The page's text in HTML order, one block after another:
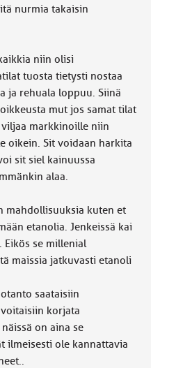
nurmia takaisin
niin olisi
tuosta tietysti nostaa
ja rehuala loppuu. Siinä
mut jos samat tilat
markkinoille niin
oikein. Sit voidaan harkita
sit siel kainuussa
alaa.
mahdollisuuksia kuten et
etanolia. Jenkeissä kai
Eikös se millenial
maissia jatkuvasti etanoli
saataisiin
korjata
on aina se
ilmeisesti ole kannattavia